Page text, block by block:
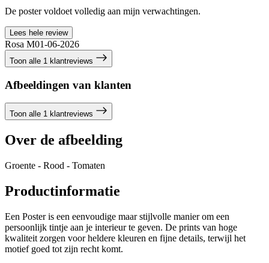
De poster voldoet volledig aan mijn verwachtingen.
Lees hele review
Rosa M01-06-2026
Toon alle 1 klantreviews
Afbeeldingen van klanten
Toon alle 1 klantreviews
Over de afbeelding
Groente - Rood - Tomaten
Productinformatie
Een Poster is een eenvoudige maar stijlvolle manier om een
persoonlijk tintje aan je interieur te geven. De prints van hoge
kwaliteit zorgen voor heldere kleuren en fijne details, terwijl het
motief goed tot zijn recht komt.